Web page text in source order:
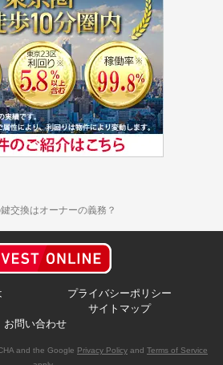
交換はオーナーの義務？
プライバシーポリシー
サイトマップ
お問い合わせ
and the Google Privacy Policy and Terms of Service